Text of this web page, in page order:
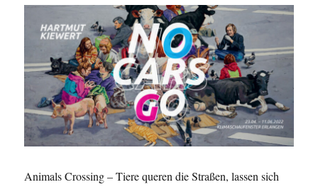
Animals Crossing – Tiere queren die Straßen, lassen sich